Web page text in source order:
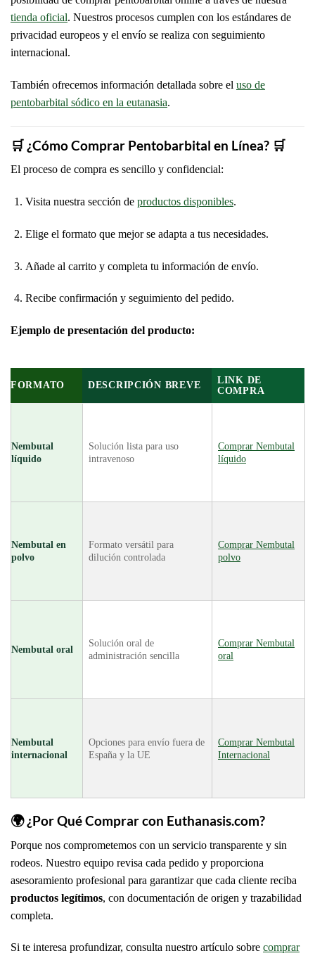
tienda oficial. Nuestros procesos cumplen con los estándares de
privacidad europeos y el envío se realiza con seguimiento
internacional.
También ofrecemos información detallada sobre el uso de
pentobarbital sódico en la eutanasia.
🛒 ¿Cómo Comprar Pentobarbital en Línea? 🛒
El proceso de compra es sencillo y confidencial:
Visita nuestra sección de productos disponibles.
Elige el formato que mejor se adapta a tus necesidades.
Añade al carrito y completa tu información de envío.
Recibe confirmación y seguimiento del pedido.
Ejemplo de presentación del producto:
FORMATO DESCRIPCIÓN BREVE
LINK DE
COMPRA
Nembutal
líquido
Solución lista para uso
intravenoso
Comprar Nembutal
líquido
Nembutal en
polvo
Formato versátil para
dilución controlada
Comprar Nembutal
polvo
Nembutal oral
Solución oral de
administración sencilla
Comprar Nembutal
oral
Nembutal
internacional
Opciones para envío fuera de
España y la UE
Comprar Nembutal
Internacional
🌍 ¿Por Qué Comprar con Euthanasis.com?
Porque nos comprometemos con un servicio transparente y sin
rodeos. Nuestro equipo revisa cada pedido y proporciona
asesoramiento profesional para garantizar que cada cliente reciba
productos legítimos, con documentación de origen y trazabilidad
completa.
Si te interesa profundizar, consulta nuestro artículo sobre comprar